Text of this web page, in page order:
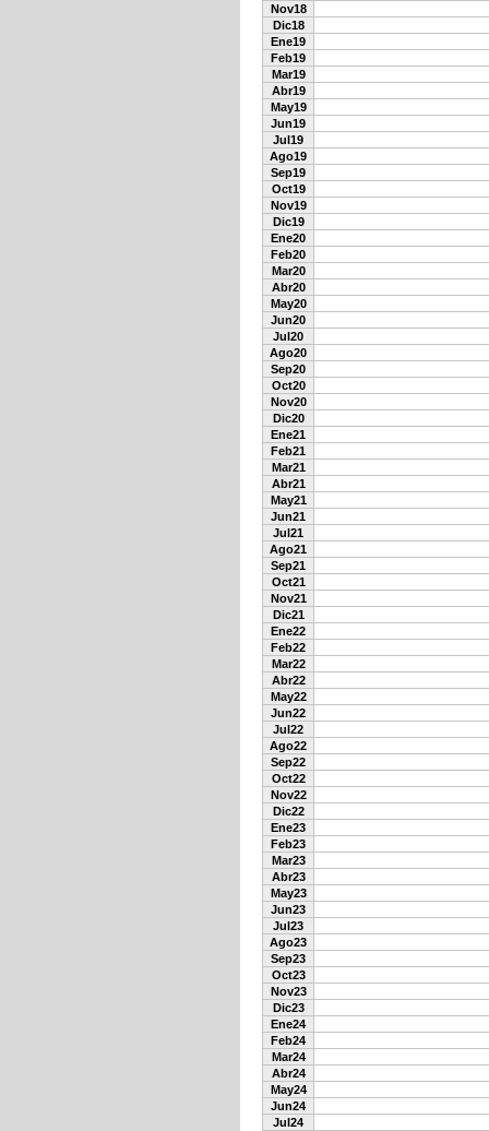
Nov18
Dic18
Ene19
Feb19
Mar19
Abr19
May19
Jun19
Jul19
Ago19
Sep19
Oct19
Nov19
Dic19
Ene20
Feb20
Mar20
Abr20
May20
Jun20
Jul20
Ago20
Sep20
Oct20
Nov20
Dic20
Ene21
Feb21
Mar21
Abr21
May21
Jun21
Jul21
Ago21
Sep21
Oct21
Nov21
Dic21
Ene22
Feb22
Mar22
Abr22
May22
Jun22
Jul22
Ago22
Sep22
Oct22
Nov22
Dic22
Ene23
Feb23
Mar23
Abr23
May23
Jun23
Jul23
Ago23
Sep23
Oct23
Nov23
Dic23
Ene24
Feb24
Mar24
Abr24
May24
Jun24
Jul24